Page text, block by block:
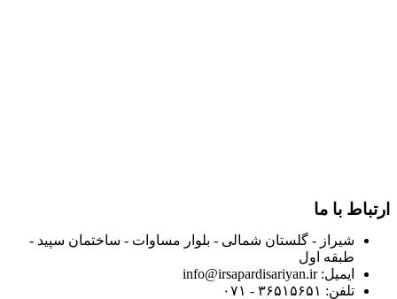
ارتباط با ما
شیراز - گلستان شمالی - بلوار مساوات - ساختمان سپید -
طبقه اول
ایمیل: info@irsapardisariyan.ir
تلفن: ۳۶۵۱۵۶۵۱ - ۰۷۱